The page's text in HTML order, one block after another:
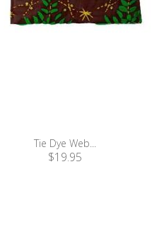
Tie Dye Web...
$19.95